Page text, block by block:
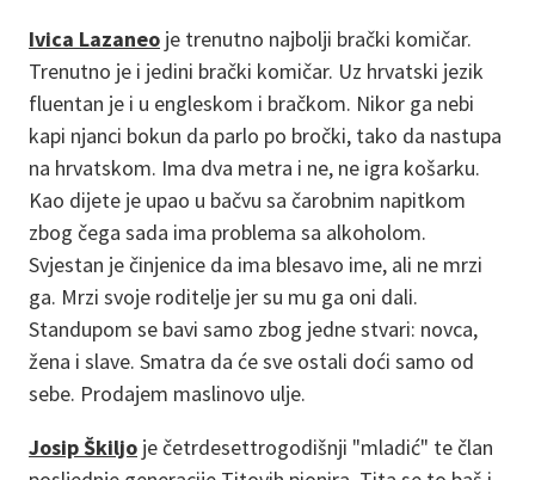
Ivica Lazaneo je trenutno najbolji brački komičar.
Trenutno je i jedini brački komičar. Uz hrvatski jezik
fluentan je i u engleskom i bračkom. Nikor ga nebi
kapi njanci bokun da parlo po bročki, tako da nastupa
na hrvatskom. Ima dva metra i ne, ne igra košarku.
Kao dijete je upao u bačvu sa čarobnim napitkom
zbog čega sada ima problema sa alkoholom.
Svjestan je činjenice da ima blesavo ime, ali ne mrzi
ga. Mrzi svoje roditelje jer su mu ga oni dali.
Standupom se bavi samo zbog jedne stvari: novca,
žena i slave. Smatra da će sve ostali doći samo od
sebe. Prodajem maslinovo ulje.
Josip Škiljo je četrdesettrogodišnji "mladić" te član